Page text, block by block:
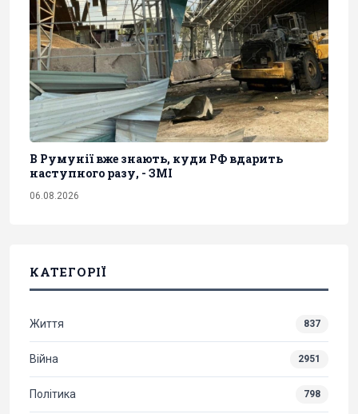
В Румунії вже знають, куди РФ вдарить
наступного разу, - ЗМІ
06.08.2026
КАТЕГОРІЇ
Життя 837
Війна 2951
Політика 798